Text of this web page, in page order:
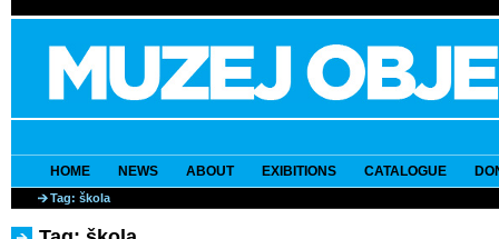
HOME NEWS ABOUT EXIBITIONS CATALOGUE
Tag: škola